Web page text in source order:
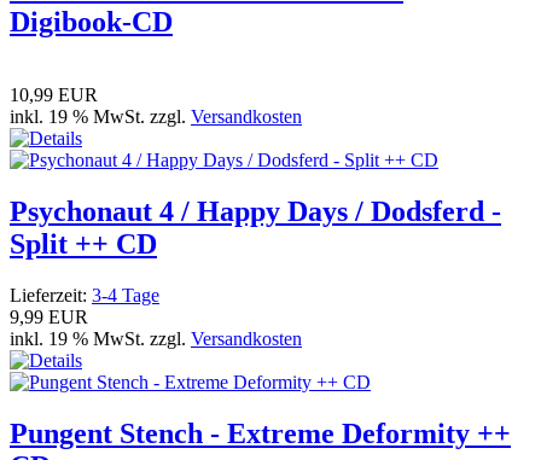
Digibook-CD
10,99 EUR
inkl. 19 % MwSt. zzgl. Versandkosten
Psychonaut 4 / Happy Days / Dodsferd -
Split ++ CD
Lieferzeit: 3-4 Tage
9,99 EUR
inkl. 19 % MwSt. zzgl. Versandkosten
Pungent Stench - Extreme Deformity ++